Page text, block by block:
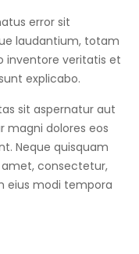
error sit
laudantium, totam
inventore veritatis et
explicabo.
sit aspernatur aut
magni dolores eos
Neque quisquam
consectetur,
eius modi tempora